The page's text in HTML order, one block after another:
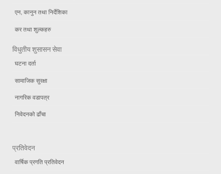
एन, कानुन तथा निर्देशिका
कर तथा शुल्कहरु
विधुतीय शुसासन सेवा
घटना दर्ता
सामाजिक सुरक्षा
नागरिक वडापत्र
निवेदनको ढाँचा
प्रतिवेदन
वार्षिक प्रगति प्रतिवेदन